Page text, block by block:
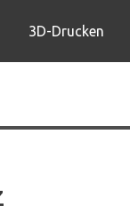
3D-Drucken